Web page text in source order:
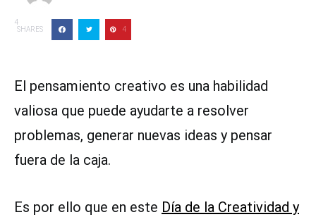
4
SHARES
4
El pensamiento creativo es una habilidad
valiosa que puede ayudarte a resolver
problemas, generar nuevas ideas y pensar
fuera de la caja.
Es por ello que en este Día de la Creatividad y